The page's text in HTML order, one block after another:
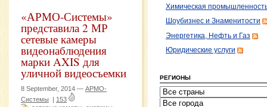
«АРМО-Системы»
представила 2 МР
сетевые камеры
видеонаблюдения
марки AXIS для
уличной видеосъемки
8 September, 2014 — АРМО-
Системы
153
Химическая
Шоубизнес и Знаменитости
Энергетика, Нефть и Газ
Юридические услуги
РЕГИОНЫ